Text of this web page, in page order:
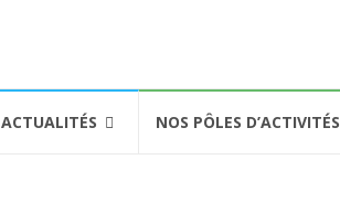
ACTUALITÉS NOS PÔLES D’ACTIVITÉS